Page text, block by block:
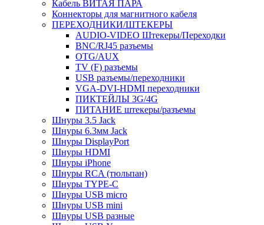
Кабель ВИТАЯ ПАРА
Коннекторы для магнитного кабеля
ПЕРЕХОДНИКИ/ШТЕКЕРЫ
AUDIO-VIDEO Штекеры/Переходки
BNC/RJ45 разъемы
OTG/AUX
TV (F) разъемы
USB разъемы/переходники
VGA-DVI-HDMI переходники
ПИКТЕЙЛЫ 3G/4G
ПИТАНИЕ штекеры/разъемы
Шнуры 3.5 Jack
Шнуры 6.3мм Jack
Шнуры DisplayPort
Шнуры HDMI
Шнуры iPhone
Шнуры RCA (тюльпан)
Шнуры TYPE-C
Шнуры USB micro
Шнуры USB mini
Шнуры USB разные